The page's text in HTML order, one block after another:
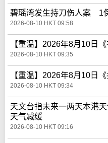
碧瑶湾发生持刀伤人案 1
2026-08-10 HKT 09:58
【重温】2026年8月10日《
2026-08-10 HKT 09:35
【重温】2026年8月10日《
2026-08-10 HKT 09:34
天文台指未来一两天本港
天气减缓
2026-08-10 HKT 09:16